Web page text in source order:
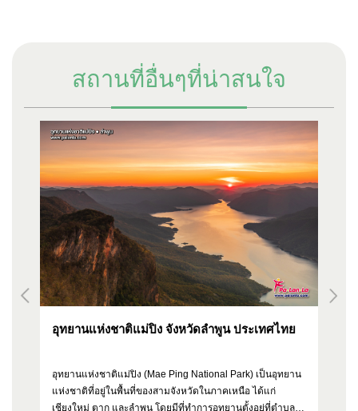
สถานที่อื่นๆที่น่าสนใจ
อุทยานแห่งชาติแม่ปิง จังหวัดลำพูน ประเทศไทย
อุทยานแห่งชาติแม่ปิง (Mae Ping National Park) เป็นอุทยาน
แห่งชาติที่อยู่ในพื้นที่ของสามจังหวัดในภาคเหนือ ได้แก่
เชียงใหม่ ตาก และลำพูน โดยมีที่ทำการอุทยานตั้งอยู่ที่ตำบล